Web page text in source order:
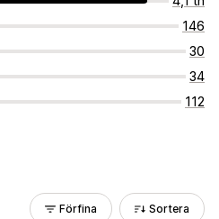
146
30
34
112
Förfina Sortera